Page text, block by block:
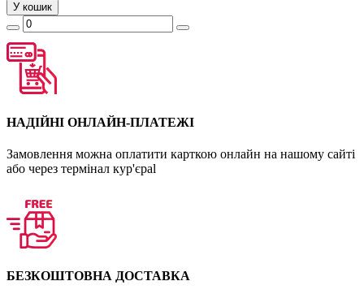
У кошик
НАДІЙНІ ОНЛАЙН-ПЛАТЕЖІ
Замовлення можна оплатити карткою онлайн на нашому сайті
або через термінал кур'єраl
БЕЗКОШТОВНА ДОСТАВКА